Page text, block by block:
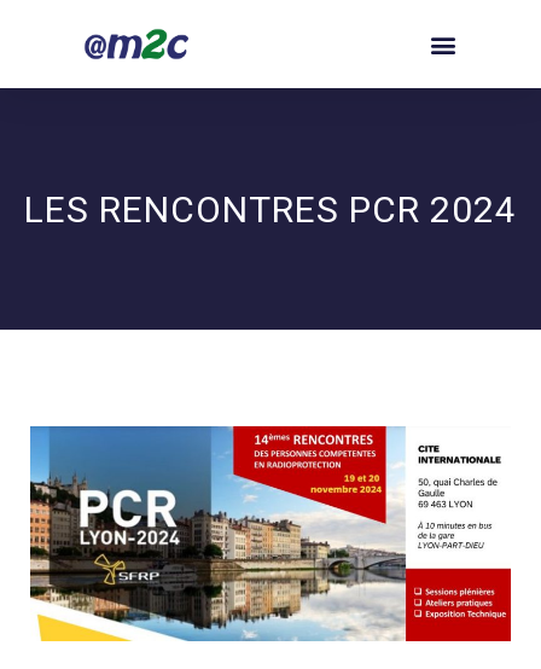
LES RENCONTRES PCR 2024